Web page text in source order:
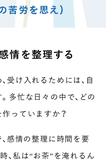
情を整理する
け入れるためには、自
多忙な日々の中で、どの
っていますか？
感情の整理に時間を要
、私は“お茶”を淹れるん